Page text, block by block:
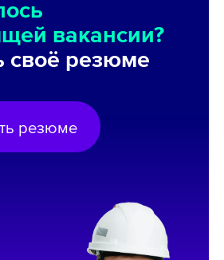
вакансии?
своё резюме
резюме